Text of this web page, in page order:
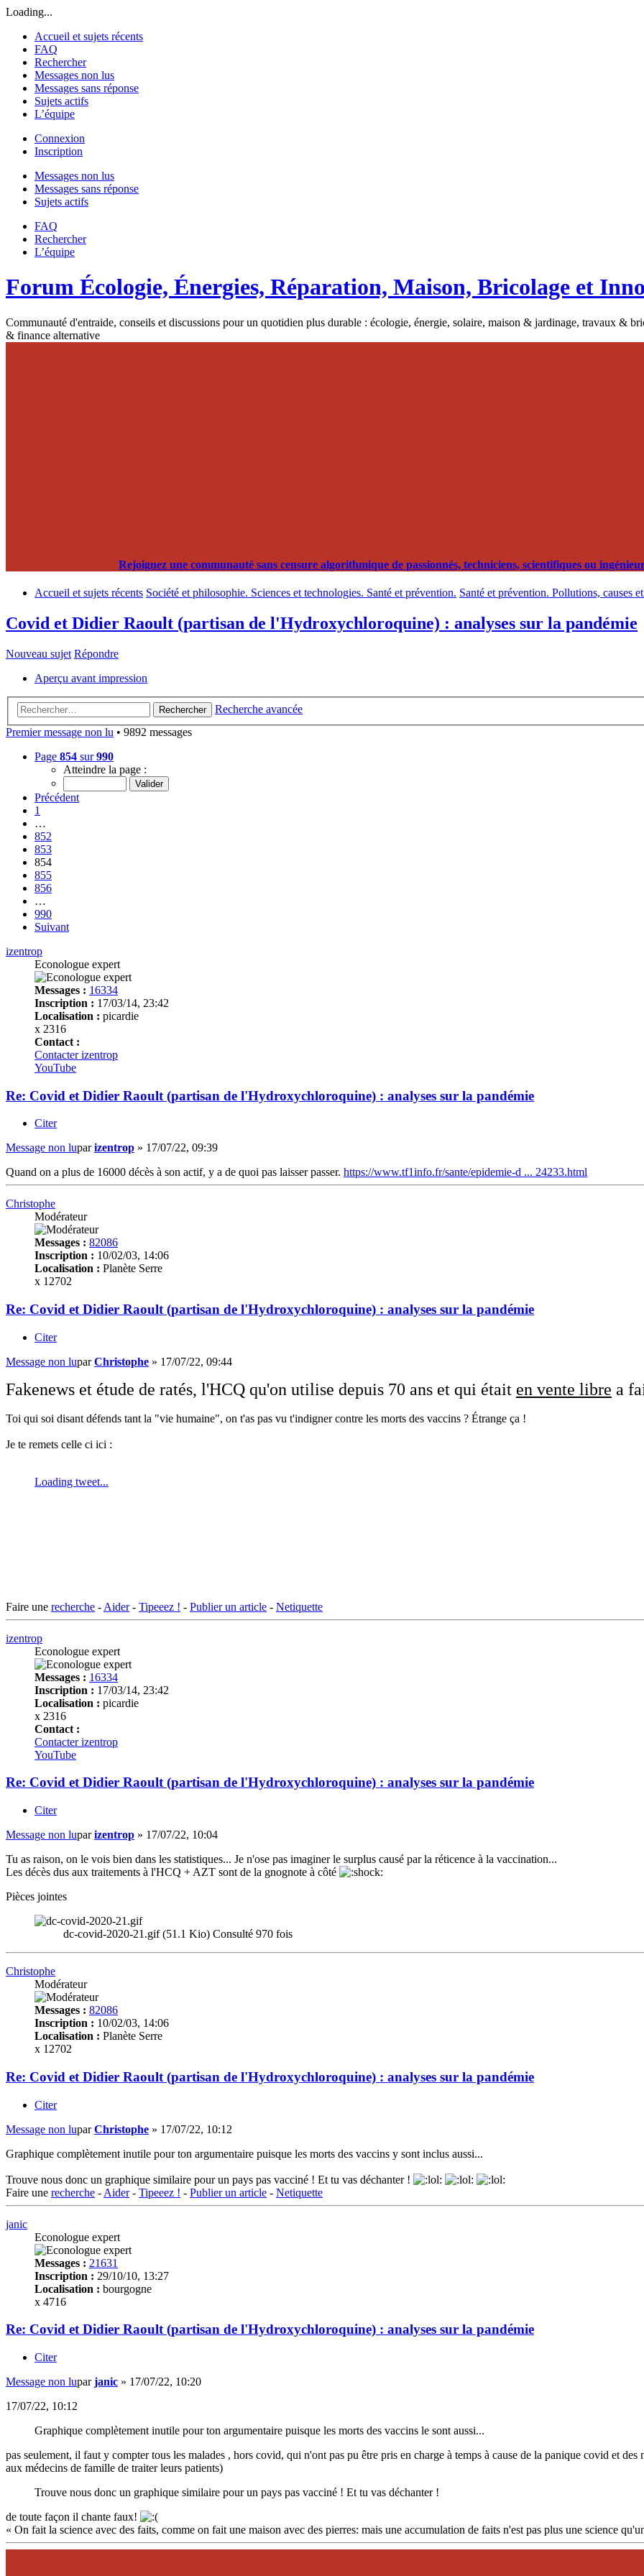
Loading...
Accueil et sujets récents
FAQ
Rechercher
Messages non lus
Messages sans réponse
Sujets actifs
L’équipe
Connexion
Inscription
Messages non lus
Messages sans réponse
Sujets actifs
FAQ
Rechercher
L’équipe
Forum Écologie, Énergies, Réparation, Maison, Bricolage et
Communauté d'entraide, conseils et discussions pour un quotidien plus durable : écologie, énergie, solaire, maison & jardinage, travaux &
& finance alternative
Rejoignez une communauté sans censure algorithmique de passionnés, techniciens, scientifiques ou
Accueil et sujets récents Société et philosophie. Sciences et technologies. Santé et prévention. Santé et prévention. Pollutions, causes
Covid et Didier Raoult (partisan de l'Hydroxychloroquine) : analyses sur la pandémie
Nouveau sujet Répondre
Aperçu avant impression
Rechercher
Recherche avancée
Premier message non lu • 9892 messages
Page 854 sur990
Atteindre la page :
Précédent
1
…
852
853
854
855
856
…
990
Suivant
izentrop
Econologue expert
Messages : 16334
Inscription : 17/03/14, 23:42
Localisation : picardie
x 2316
Contact :
Contacter izentrop
YouTube
Re: Covid et Didier Raoult (partisan de l'Hydroxychloroquine) : analyses sur la pandémie
Citer
Message non luparizentrop » 17/07/22, 09:39
Quand on a plus de 16000 décès à son actif, y a de quoi pas laisser passer. https://www.tf1info.fr/sante/epidemie-d ... 24233.html
Christophe
Modérateur
Messages : 82086
Inscription : 10/02/03, 14:06
Localisation : Planète Serre
x 12702
Re: Covid et Didier Raoult (partisan de l'Hydroxychloroquine) : analyses sur la pandémie
Citer
Message non luparChristophe » 17/07/22, 09:44
Fakenews et étude de ratés, l'HCQ qu'on utilise depuis 70 ans et qui était en vente libre a
Toi qui soi disant défends tant la "vie humaine", on t'as pas vu t'indigner contre les morts des vaccins ? Étrange ça !
Je te remets celle ci ici :
Faire une recherche - Aider- Tipeeez ! - Publier un article - Netiquette
izentrop
Econologue expert
Messages : 16334
Inscription : 17/03/14, 23:42
Localisation : picardie
x 2316
Contact :
Contacter izentrop
YouTube
Re: Covid et Didier Raoult (partisan de l'Hydroxychloroquine) : analyses sur la pandémie
Citer
Message non luparizentrop » 17/07/22, 10:04
Tu as raison, on le vois bien dans les statistiques... Je n'ose pas imaginer le surplus causé par la réticence à la vaccination...
Les décès dus aux traitements à l'HCQ + AZT sont de la gnognote à côté
Pièces jointes
dc-covid-2020-21.gif (51.1 Kio) Consulté 970 fois
Christophe
Modérateur
Messages : 82086
Inscription : 10/02/03, 14:06
Localisation : Planète Serre
x 12702
Re: Covid et Didier Raoult (partisan de l'Hydroxychloroquine) : analyses sur la pandémie
Citer
Message non luparChristophe » 17/07/22, 10:12
Graphique complètement inutile pour ton argumentaire puisque les morts des vaccins y sont inclus aussi...
Trouve nous donc un graphique similaire pour un pays pas vacciné ! Et tu vas déchanter !
Faire une recherche - Aider- Tipeeez ! - Publier un article - Netiquette
janic
Econologue expert
Messages : 21631
Inscription : 29/10/10, 13:27
Localisation : bourgogne
x 4716
Re: Covid et Didier Raoult (partisan de l'Hydroxychloroquine) : analyses sur la pandémie
Citer
Message non luparjanic » 17/07/22, 10:20
17/07/22, 10:12
Graphique complètement inutile pour ton argumentaire puisque les morts des vaccins le sont aussi...
pas seulement, il faut y compter tous les malades , hors covid, qui n'ont pas pu être pris en charge à temps à cause de la panique covid et
aux médecins de famille de traiter leurs patients)
Trouve nous donc un graphique similaire pour un pays pas vacciné ! Et tu vas déchanter !
de toute façon il chante faux!
« On fait la science avec des faits, comme on fait une maison avec des pierres: mais une accumulation de faits n'est pas plus une science